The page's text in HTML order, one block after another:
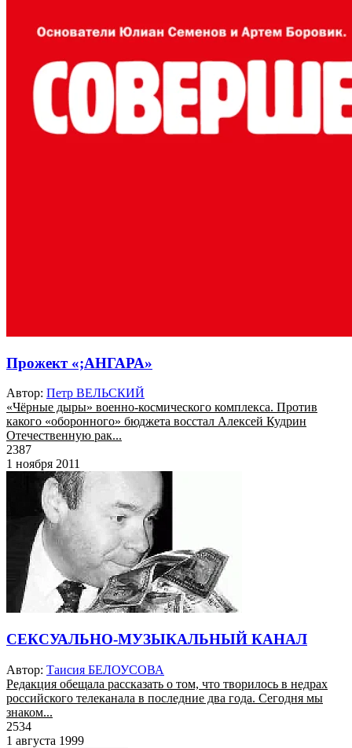
Прожект «;АНГАРА»
Автор: Петр ВЕЛЬСКИЙ
«Чёрные дыры» военно-космического комплекса. Против
какого «оборонного» бюджета восстал Алексей Кудрин
Отечественную рак...
2387
1 ноября 2011
СЕКСУАЛЬНО-МУЗЫКАЛЬНЫЙ КАНАЛ
Автор: Таисия БЕЛОУСОВА
Редакция обещала рассказать о том, что творилось в недрах
российского телеканала в последние два года. Сегодня мы
знаком...
2534
1 августа 1999